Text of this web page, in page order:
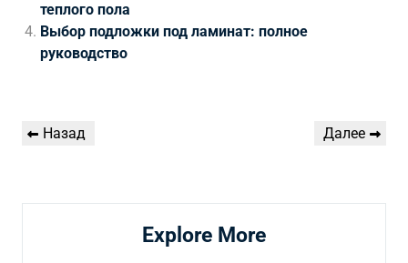
теплого пола
Выбор подложки под ламинат: полное
руководство
Навигация
Предыдущая
Назад
Следующая
Далее
Explore More